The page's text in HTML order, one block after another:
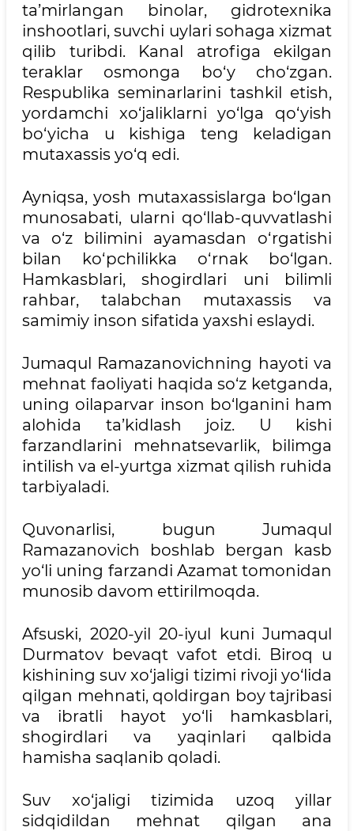
ta’mirlangan binolar, gidrotexnika
inshootlari, suvchi uylari sohaga xizmat
qilib turibdi. Kanal atrofiga ekilgan
teraklar osmonga bo‘y cho‘zgan.
Respublika seminarlarini tashkil etish,
yordamchi xo‘jaliklarni yo‘lga qo‘yish
bo‘yicha u kishiga teng keladigan
mutaxassis yo‘q edi.
Ayniqsa, yosh mutaxassislarga bo‘lgan
munosabati, ularni qo‘llab-quvvatlashi
va o‘z bilimini ayamasdan o‘rgatishi
bilan ko‘pchilikka o‘rnak bo‘lgan.
Hamkasblari, shogirdlari uni bilimli
rahbar, talabchan mutaxassis va
samimiy inson sifatida yaxshi eslaydi.
Jumaqul Ramazanovichning hayoti va
mehnat faoliyati haqida so‘z ketganda,
uning oilaparvar inson bo‘lganini ham
alohida ta’kidlash joiz. U kishi
farzandlarini mehnatsevarlik, bilimga
intilish va el-yurtga xizmat qilish ruhida
tarbiyaladi.
Quvonarlisi, bugun Jumaqul
Ramazanovich boshlab bergan kasb
yo‘li uning farzandi Azamat tomonidan
munosib davom ettirilmoqda.
Afsuski, 2020-yil 20-iyul kuni Jumaqul
Durmatov bevaqt vafot etdi. Biroq u
kishining suv xo‘jaligi tizimi rivoji yo‘lida
qilgan mehnati, qoldirgan boy tajribasi
va ibratli hayot yo‘li hamkasblari,
shogirdlari va yaqinlari qalbida
hamisha saqlanib qoladi.
Suv xo‘jaligi tizimida uzoq yillar
sidqidildan mehnat qilgan ana